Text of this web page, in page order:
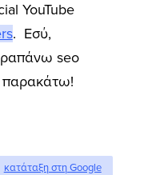
YouTube
. Εσύ,
seo
παρακάτω!
κατάταξη στη Google